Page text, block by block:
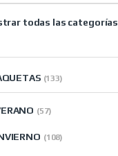
todas las categorías
(133)
(57)
(108)